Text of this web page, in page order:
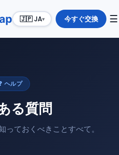
🇯🇵 JA▾ 今すぐ交換 ☰
ヘルプ
る質問
ておくべきことすべて。